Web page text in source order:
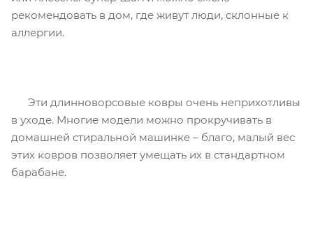
рекомендовать в дом, где живут люди, склонные к
аллергии.
Эти длинноворсовые ковры очень неприхотливы
в уходе. Многие модели можно прокручивать в
домашней стиральной машинке – благо, малый вес
этих ковров позволяет умещать их в стандартном
барабане.